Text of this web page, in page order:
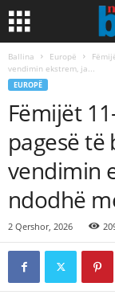
Ballina Europë
vendimin ekstrem, ja...
EUROPË
Fëmijët
pagesë të
vendimin
ndodhë
2 Qershor, 2026